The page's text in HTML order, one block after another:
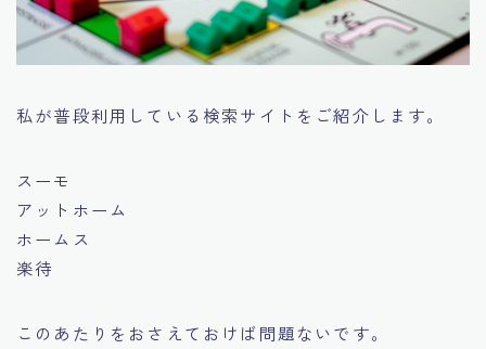
私が普段利用している検索サイトをご紹介します。
スーモ
アットホーム
ホームス
楽待
このあたりをおさえておけば問題ないです。